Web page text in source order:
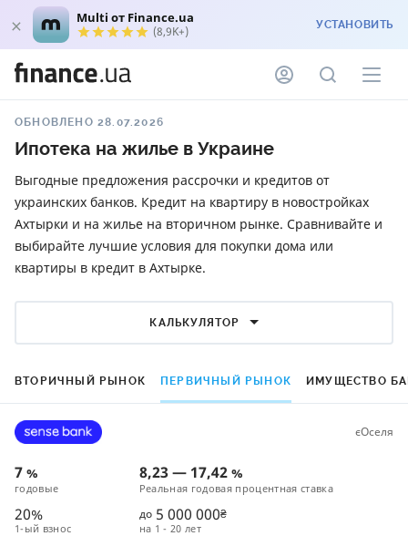
Multi от Finance.ua
(8,9K+) УСТАНОВИТЬ
ОБНОВЛЕНО 28.07.2026
Ипотека на жилье в Украине
Выгодные предложения рассрочки и кредитов от
украинских банков. Кредит на квартиру в новостройках
Ахтырки и на жилье на вторичном рынке. Сравнивайте и
выбирайте лучшие условия для покупки дома или
квартиры в кредит в Ахтырке.
КАЛЬКУЛЯТОР
ВТОРИЧНЫЙ РЫНОК ПЕРВИЧНЫЙ РЫНОК ИМУЩЕСТВО
єОселя
7 %
годовые
8,23— 17,42%
Реальная годовая процентная ставка
20%
1-ый взнос
до 5 000 000₴
на 1 - 20 лет